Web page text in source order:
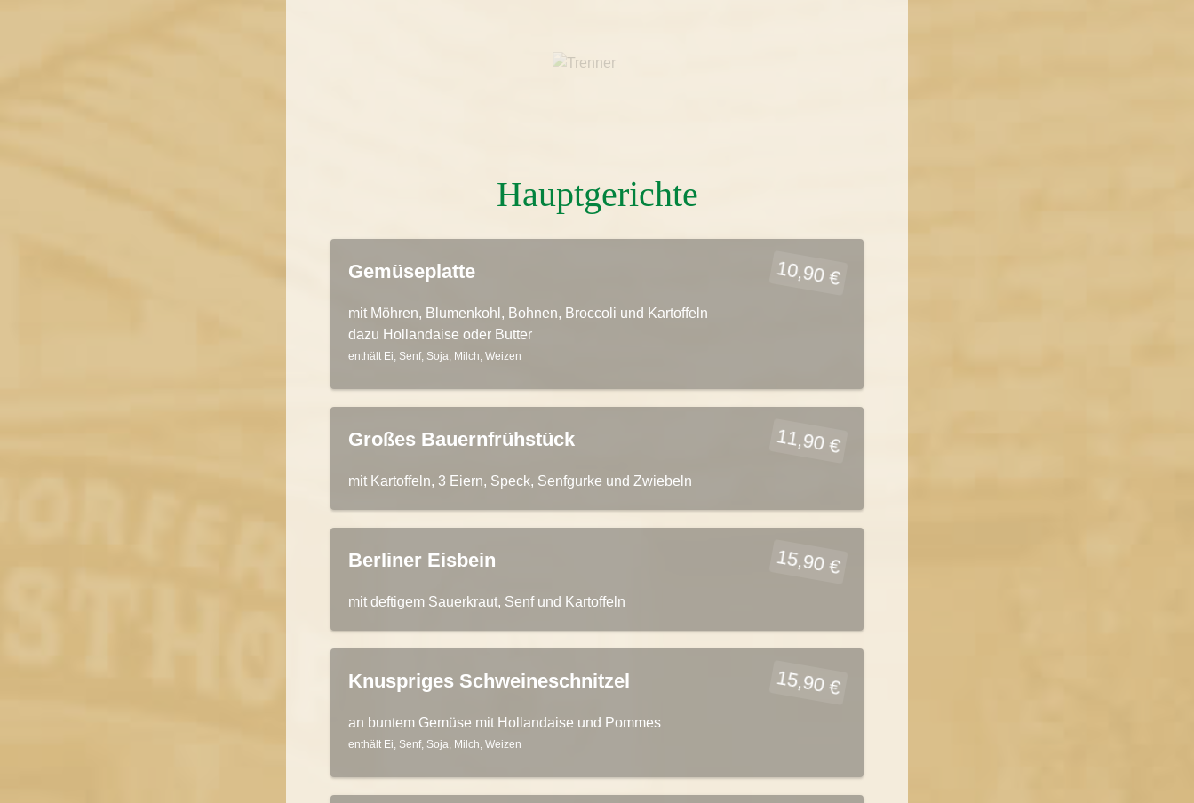
Hauptgerichte
Gemüseplatte 10,90 €
mit Möhren, Blumenkohl, Bohnen, Broccoli und Kartoffeln
dazu Hollandaise oder Butter
enthält Ei, Senf, Soja, Milch, Weizen
Großes Bauernfrühstück 11,90 €
mit Kartoffeln, 3 Eiern, Speck, Senfgurke und Zwiebeln
Berliner Eisbein 15,90 €
mit deftigem Sauerkraut, Senf und Kartoffeln
Knuspriges Schweineschnitzel 15,90 €
an buntem Gemüse mit Hollandaise und Pommes
enthält Ei, Senf, Soja, Milch, Weizen